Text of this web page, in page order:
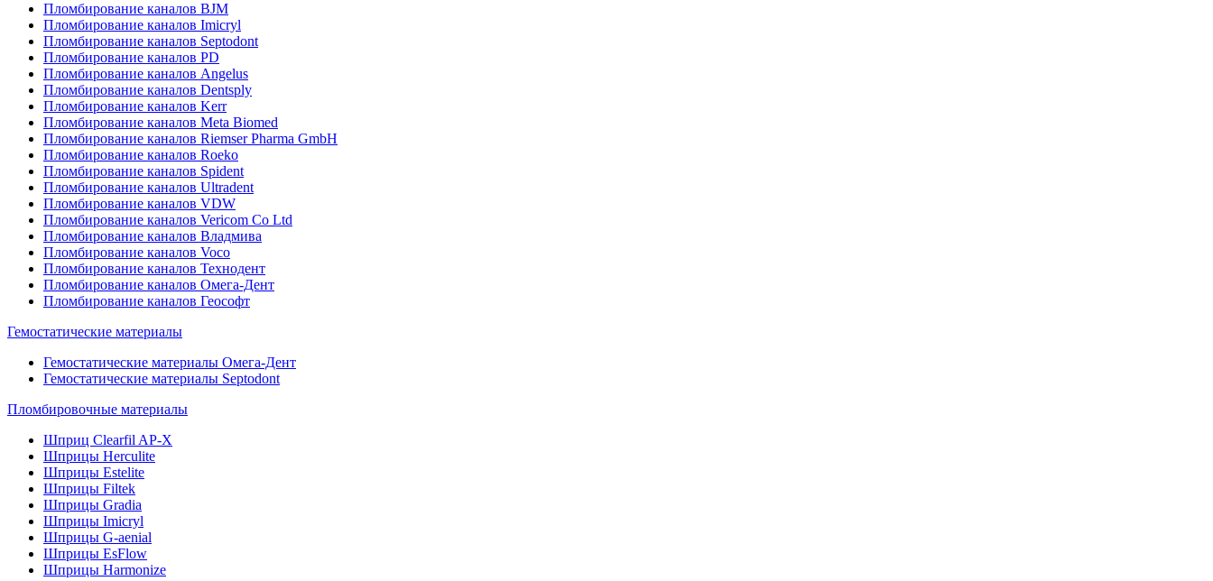
Пломбирование каналов BJM
Пломбирование каналов Imicryl
Пломбирование каналов Septodont
Пломбирование каналов PD
Пломбирование каналов Angelus
Пломбирование каналов Dentsply
Пломбирование каналов Kerr
Пломбирование каналов Meta Biomed
Пломбирование каналов Riemser Pharma GmbH
Пломбирование каналов Roeko
Пломбирование каналов Spident
Пломбирование каналов Ultradent
Пломбирование каналов VDW
Пломбирование каналов Vericom Co Ltd
Пломбирование каналов Владмива
Пломбирование каналов Voco
Пломбирование каналов Технодент
Пломбирование каналов Омега-Дент
Пломбирование каналов Геософт
Гемостатические материалы
Гемостатические материалы Омега-Дент
Гемостатические материалы Septodont
Пломбировочные материалы
Шприц Clearfil AP-X
Шприцы Herculite
Шприцы Estelite
Шприцы Filtek
Шприцы Gradia
Шприцы Imicryl
Шприцы G-aenial
Шприцы EsFlow
Шприцы Harmonize